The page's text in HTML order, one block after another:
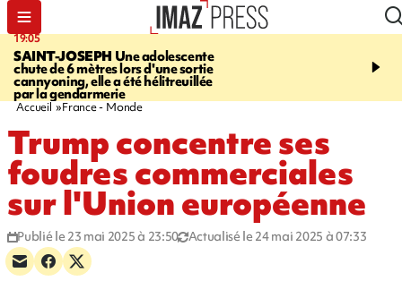
19:05
SAINT-JOSEPH Une adolescente
chute de 6 mètres lors d'une sortie
cannyoning, elle a été hélitreuillée
par la gendarmerie
20:44
rouée de coups,
Accueil France - Monde
Trump concentre ses
foudres commerciales
sur l'Union européenne
Publié le 23 mai 2025 à 23:50 Actualisé le 24 mai 2025 à 07:33